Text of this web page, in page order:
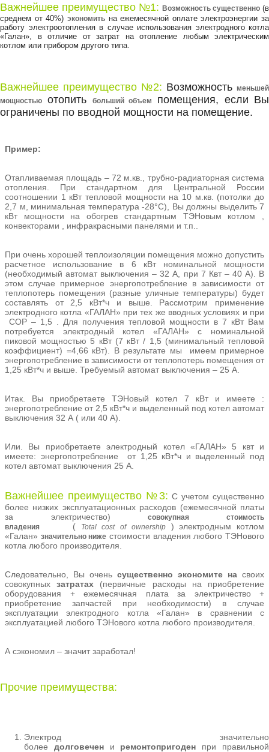
Важнейшее преимущество №1: Возможность существенно (в
среднем от 40%) экономитьна ежемесячной оплате электроэнергии за
работу электроотопления в случае использования электродного котла
«Галан», в отличие от затрат на отопление любым электрическим
котлом или прибором другого типа.
Важнейшее преимущество №2: Возможностьменьшей
мощностью
отопить больший объем
помещения, если Вы
ограничены по вводной мощности на помещение.
Пример:
Отапливаемая площадь – 72 м.кв., трубно-радиаторная система
отопления. При стандартном для Центральной России
соотношении 1 кВт тепловой мощности на 10 м.кв. (потолки до
2,7 м, минимальная температура -28°С), Вы должны выделить 7
кВт мощности на обогрев стандартным ТЭНовым котлом ,
конвекторами , инфракрасными панелями и т.п..
При очень хорошей теплоизоляции помещения можно допустить
расчетное использование в 6 кВт номинальной мощности
(необходимый автомат выключения – 32 А, при 7 Квт – 40 А). В
этом случае примерное энергопотребление в зависимости от
теплопотерь помещения (разные уличные температуры) будет
составлять от 2,5 кВт*ч и выше. Рассмотрим применение
электродного котла «ГАЛАН» при тех же вводных условиях и при
СОР – 1,5 . Для получения тепловой мощности в 7 кВт Вам
потребуется электродный котел «ГАЛАН» с номинальной
пиковой мощностью 5 кВт (7 кВт / 1,5 (минимальный тепловой
коэффициент) =4,66 кВт). В результате мы имеем примерное
энергопотребление в зависимости от теплопотерь помещения от
1,25 кВт*ч и выше. Требуемый автомат выключения – 25 А.
Итак. Вы приобретаете ТЭНовый котел 7 кВт и имеете :
энергопотребление от 2,5 кВт*ч и выделенный под котел автомат
выключения 32 А ( или 40 А).
Или. Вы приобретаете электродный котел «ГАЛАН» 5 квт и
имеете: энергопотребление от 1,25 кВт*ч и выделенный под
котел автомат выключения 25 А.
Важнейшее преимущество №3: С учетом существенно
более низких эксплуатационных расходов (ежемесячной платы
за электричество)совокупная стоимость
владения
( Total cost of ownership) электродным котлом
«Галан» значительно ниже стоимости владения любого ТЭНового
котла любого производителя.
Следовательно, Вы очень существенно экономите на своих
совокупныхзатратах (первичные расходы на приобретение
оборудования + ежемесячная плата за электричество +
приобретение запчастей при необходимости) в случае
эксплуатации электродного котла «Галан» в сравнении с
эксплуатацией любого ТЭНового котла любого производителя.
А сэкономил – значит заработал!
Прочие преимущества:
Электрод значительно
более долговечени ремонтопригоден при правильной